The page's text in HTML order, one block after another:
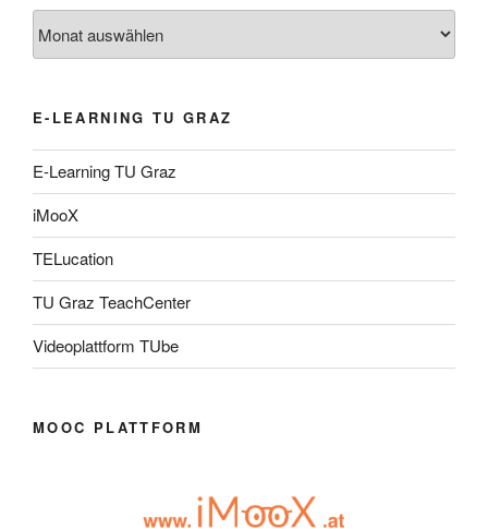
E-LEARNING TU GRAZ
E-Learning TU Graz
iMooX
TELucation
TU Graz TeachCenter
Videoplattform TUbe
MOOC PLATTFORM